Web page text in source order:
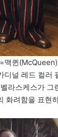
맥퀸
디널 레드 컬러
라스케스가 그
화려함을 표현